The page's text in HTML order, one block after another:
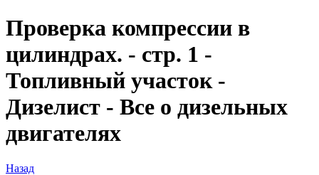
Проверка компрессии в
цилиндрах. - стр. 1 -
Топливный участок -
Дизелист - Все о дизельных
двигателях
Назад